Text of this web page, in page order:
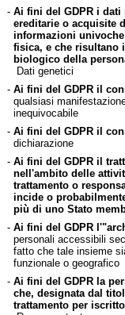
- Ai fini del GDPR i
ereditarie o acquisite
informazioni
fisica, e che risultano
biologico della
Dati genetici
- Ai fini del GDPR il
qualsiasi
inequivocabile
- Ai fini del GDPR il
dichiarazione
- Ai fini del GDPR il
nell'ambito delle
trattamento o
incide o
più di uno Stato
- Ai fini del GDPR
personali accessibili
fatto che tale insieme
funzionale o geografico
- Ai fini del GDPR la
che, designata dal
trattamento per